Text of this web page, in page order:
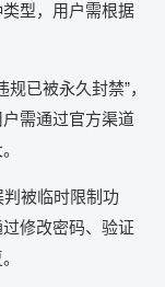
型，用户需根据
已被永久封禁”，
需通过官方渠道
被临时限制功
修改密码、验证